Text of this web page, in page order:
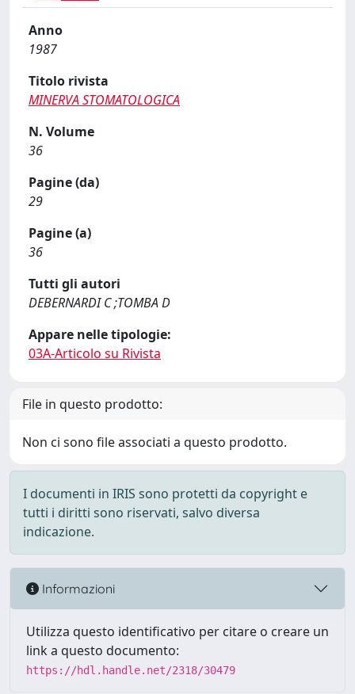
Anno
1987
Titolo rivista
MINERVA STOMATOLOGICA
N. Volume
36
Pagine (da)
29
Pagine (a)
36
Tutti gli autori
DEBERNARDI C ;TOMBA D
Appare nelle tipologie:
03A-Articolo su Rivista
File in questo prodotto:
Non ci sono file associati a questo prodotto.
I documenti in IRIS sono protetti da copyright e
tutti i diritti sono riservati, salvo diversa
indicazione.
Informazioni
Utilizza questo identificativo per citare o creare un
link a questo documento:
https://hdl.handle.net/2318/30479